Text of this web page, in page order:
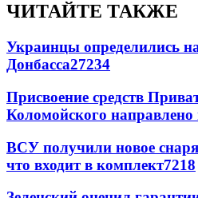
ЧИТАЙТЕ ТАКЖЕ
Украинцы определились
Донбасса27234
Присвоение средств
Коломойского направлено
ВСУ получили новое
что входит в комплект7218